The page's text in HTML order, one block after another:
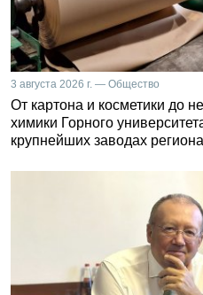
3 августа 2026 г. — Общество
От картона и косметики до
химики Горного
крупнейших заводах региона